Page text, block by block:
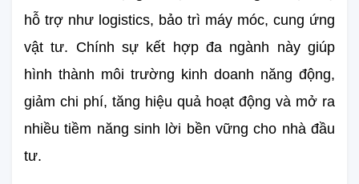
hỗ trợ như logistics, bảo trì máy móc, cung ứng
vật tư. Chính sự kết hợp đa ngành này giúp
hình thành môi trường kinh doanh năng động,
giảm chi phí, tăng hiệu quả hoạt động và mở ra
nhiều tiềm năng sinh lời bền vững cho nhà đầu
tư.